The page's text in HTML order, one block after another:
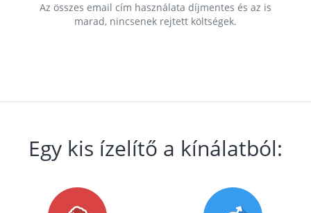
Az összes email cím használata díjmentes és az is
marad, nincsenek rejtett költségek.
Egy kis ízelítő a kínálatból: